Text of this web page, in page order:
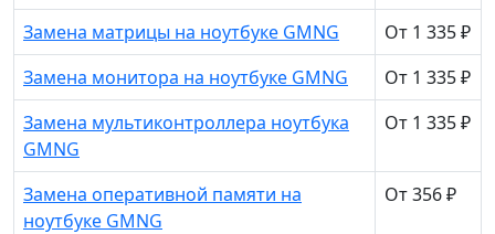
Замена матрицы на ноутбуке GMNG
От 1 335 ₽
Замена монитора на ноутбуке GMNG
От 1 335 ₽
Замена мультиконтроллера ноутбука
GMNG
От 1 335 ₽
Замена оперативной памяти на
ноутбуке GMNG
От 356 ₽